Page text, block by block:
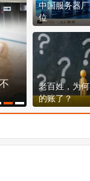
150.8元！
不贵？
中国服务器
位
老百姓，为
的账了？